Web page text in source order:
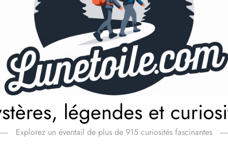
légendes et
Explorez un éventail de plus de 915 curiosités fascinantes